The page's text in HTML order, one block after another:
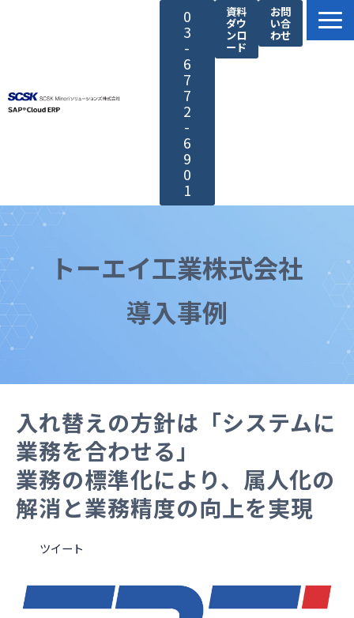
0
3
-
6
7
7
2
-
6
9
0
1
資料
ダウ
ンロ
ード
お問
い合
わせ
SCSK Minoriソリューションズが選ばれる理由
導入・サポート
トーエイ工業株式会社
導入事例
入れ替えの方針は「システムに
業務を合わせる」
業務の標準化により、属人化の
解消と業務精度の向上を実現
ツイート